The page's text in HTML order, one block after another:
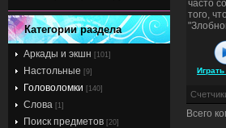
Категории раздела
Аркады и экшн [101]
Настольные [9]
Головоломки [140]
Слова [1]
Поиск предметов [20]
часто
того,
Всего